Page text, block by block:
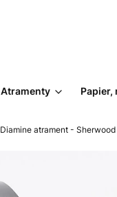
Atramenty Papier,
Diamine atrament -